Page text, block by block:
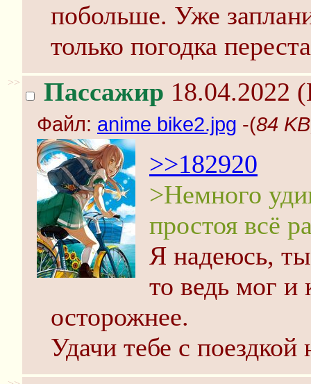
побольше. Уже
только погодка
>> Пассажир 18.04.2022
Файл: anime bike2.jpg -(84
>>182920
>Немного
простоя всё
Я надеюсь, ты
то ведь мог и
осторожнее.
Удачи тебе с поездкой